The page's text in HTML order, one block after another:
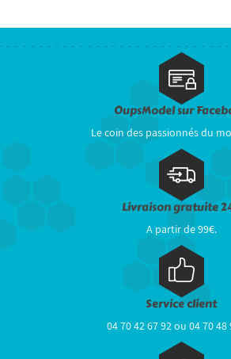
OupsModel sur
Le coin des passionnés du
Livraison gratuite
A partir de 99€.
Service client
04 70 42 67 92 ou 04 70 48